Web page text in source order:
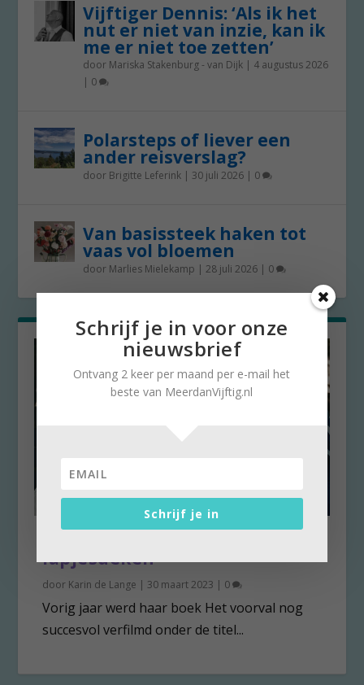
Vijftiger Dennis: ‘Als ik het
nut er niet van inzie, kan ik
me er niet toe zetten’
door Mariska Stakenburg - van Dijk | 4 augustus 2026
| 0
Polarsteps of liever een
ander reisverslag?
door Brigitte Leferink | 30 juli 2026 | 0
Van basissteek haken tot
vaas vol bloemen
door Marlies Mielekamp |28 juli 2026 | 0
lapjesdeken
door Karin de Lange | 30 maart 2023 | 0
Vorig jaar werd haar boek Het voorval nog
succesvol verfilmd onder de titel...
Schrijf je in voor onze
nieuwsbrief
Ontvang 2 keer per maand per e-mail het
beste van MeerdanVijftig.nl
Schrijf je in